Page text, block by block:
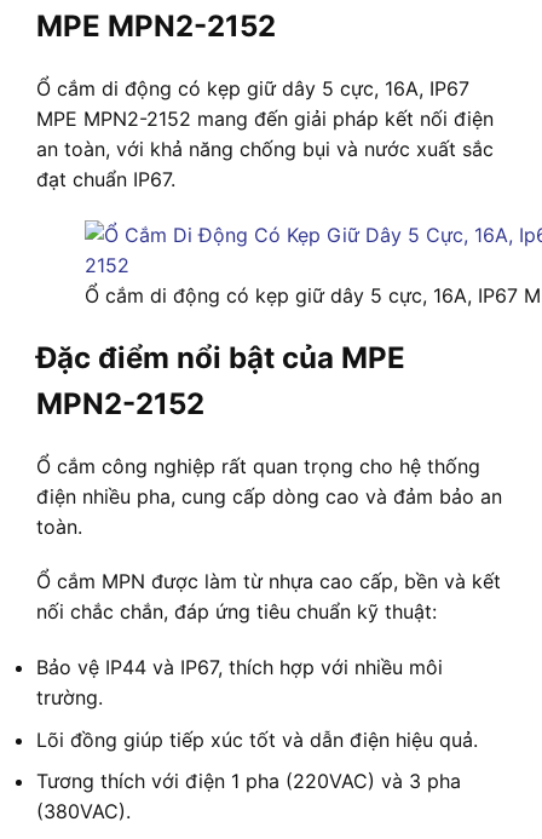
MPE MPN2-2152
Ổ cắm di động có kẹp giữ dây 5 cực, 16A, IP67
MPE MPN2-2152 mang đến giải pháp kết nối điện
an toàn, với khả năng chống bụi và nước xuất sắc
đạt chuẩn IP67.
Ổ cắm di động có kẹp giữ dây 5 cực, 16A, IP67
Đặc điểm nổi bật của MPE
MPN2-2152
Ổ cắm công nghiệp rất quan trọng cho hệ thống
điện nhiều pha, cung cấp dòng cao và đảm bảo an
toàn.
Ổ cắm MPN được làm từ nhựa cao cấp, bền và kết
nối chắc chắn, đáp ứng tiêu chuẩn kỹ thuật:
Bảo vệ IP44 và IP67, thích hợp với nhiều môi
trường.
Lõi đồng giúp tiếp xúc tốt và dẫn điện hiệu quả.
Tương thích với điện 1 pha (220VAC) và 3 pha
(380VAC).